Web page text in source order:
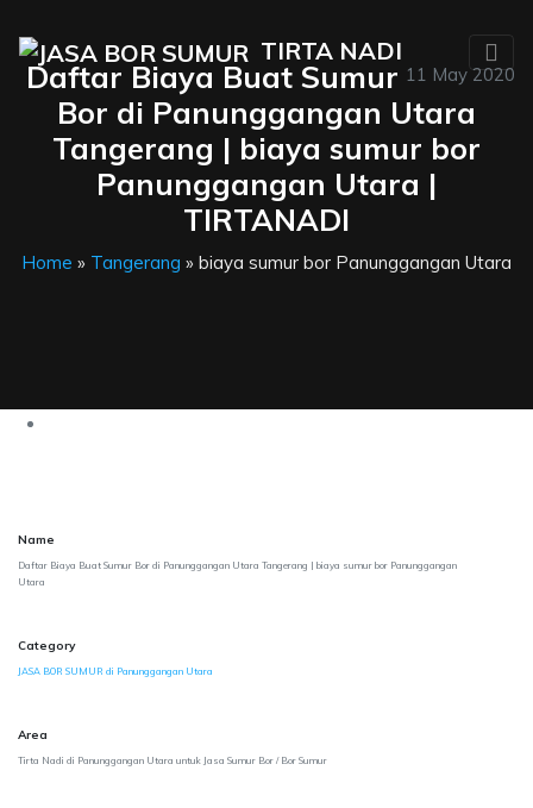
TIRTA NADI
11 May 2020
Daftar Biaya Buat Sumur
Bor di Panunggangan Utara
Tangerang | biaya sumur bor
Panunggangan Utara |
TIRTANADI
Home » Tangerang » biaya sumur bor Panunggangan Utara
Name
Daftar Biaya Buat Sumur Bor di Panunggangan Utara Tangerang | biaya sumur bor Panunggangan
Utara
Category
JASA BOR SUMUR di Panunggangan Utara
Area
Tirta Nadi di Panunggangan Utara untuk Jasa Sumur Bor / Bor Sumur